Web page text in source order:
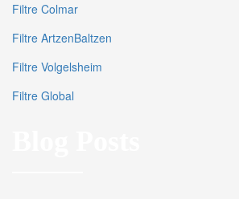
Filtre Colmar
Filtre ArtzenBaltzen
Filtre Volgelsheim
Filtre Global